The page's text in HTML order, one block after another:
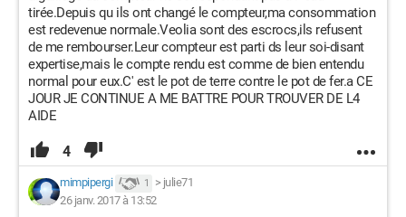
tirée.Depuis qu ils ont changé le compteur,ma consommation
est redevenue normale.Veolia sont des escrocs,ils refusent
de me rembourser.Leur compteur est parti ds leur soi-disant
expertise,mais le compte rendu est comme de bien entendu
normal pour eux.C' est le pot de terre contre le pot de fer.a CE
JOUR JE CONTINUE A ME BATTRE POUR TROUVER DE L4
AIDE
4
mimpipergi 1 > julie71
26 janv. 2017 à 13:52